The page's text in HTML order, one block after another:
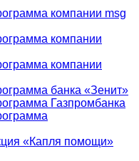
компании msg
компании
компании
банка «Зенит»
Газпромбанка
«Капля помощи»